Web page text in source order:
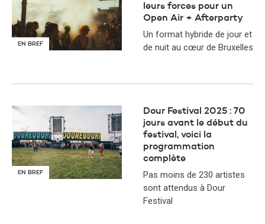
EN BREF
leurs forces pour un
Open Air + Afterparty
Un format hybride de jour et
de nuit au cœur de Bruxelles
EN BREF
Dour Festival 2025 : 70
jours avant le début du
festival, voici la
programmation
complète
Pas moins de 230 artistes
sont attendus à Dour
Festival